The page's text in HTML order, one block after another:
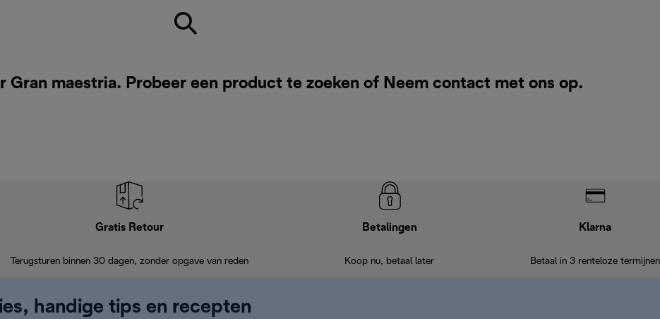
Gran maestria. Probeer een product te zoeken of Neem contact met ons op.
Gratis Retour
Terugsturen binnen 30 dagen, zonder opgave van reden
Betalingen
Koop nu, betaal later
Klarna
Betaal in 3 renteloze termijnen
handige tips en recepten